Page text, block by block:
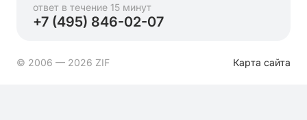
ответ в течение 15 минут
+7 (495) 846-02-07
© 2006 — 2026 ZIF Карта сайта